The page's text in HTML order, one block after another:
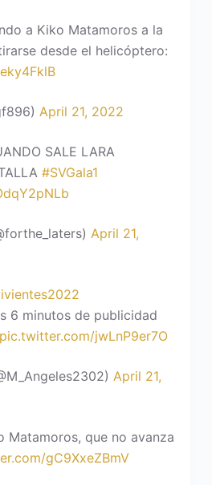
a Kiko Matamoros a la
desde el helicóptero:
April 21, 2022
SALE LARA
#SVGala1
April 21,
6 minutos de publicidad
pic.twitter.com/jwLnP9er7O
April 21,
Matamoros, que no avanza
gC9XxeZBmV